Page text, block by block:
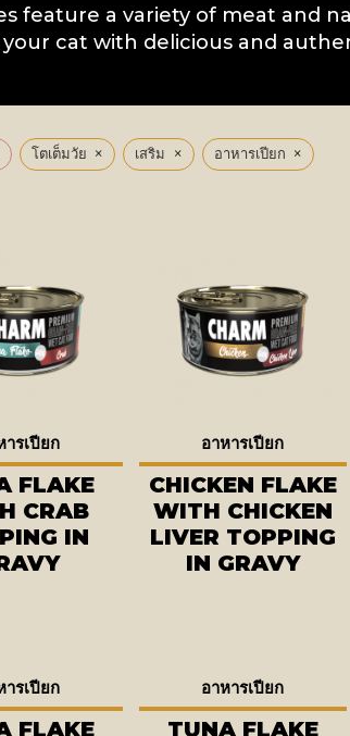
feature a variety of meat and
cat with delicious and
โตเต็มวัย × เสริม × อาหารเปียก ×
ารเปียก
FLAKE
CRAB
IN
อาหารเปียก
CHICKEN FLAKE
WITH CHICKEN
LIVER TOPPING
IN GRAVY
ารเปียก
FLAKE
อาหารเปียก
TUNA FLAKE